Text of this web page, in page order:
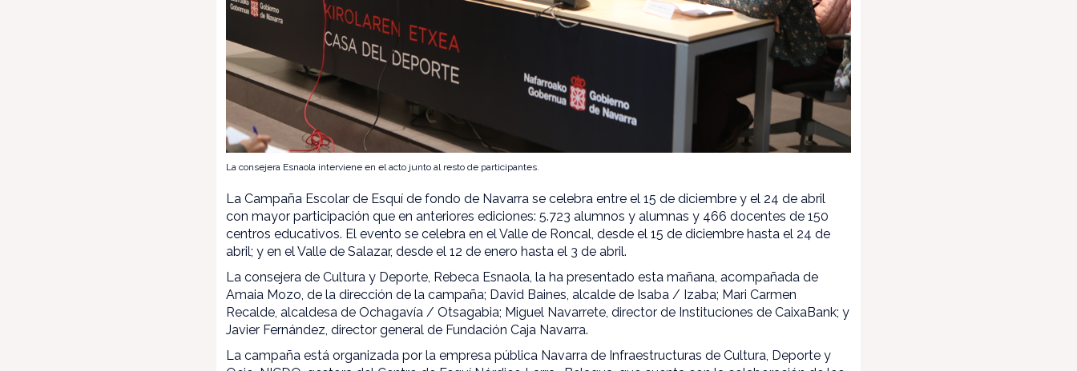
La consejera Esnaola interviene en el acto junto al resto de participantes.
La Campaña Escolar de Esquí de fondo de Navarra se celebra entre el 15 de diciembre y el 24 de abril
con mayor participación que en anteriores ediciones: 5.723 alumnos y alumnas y 466 docentes de 150
centros educativos. El evento se celebra en el Valle de Roncal, desde el 15 de diciembre hasta el 24 de
abril; y en el Valle de Salazar, desde el 12 de enero hasta el 3 de abril.
La consejera de Cultura y Deporte, Rebeca Esnaola, la ha presentado esta mañana, acompañada de
Amaia Mozo, de la dirección de la campaña; David Baines, alcalde de Isaba / Izaba; Mari Carmen
Recalde, alcaldesa de Ochagavía / Otsagabia; Miguel Navarrete, director de Instituciones de CaixaBank; y
Javier Fernández, director general de Fundación Caja Navarra.
La campaña está organizada por la empresa pública Navarra de Infraestructuras de Cultura, Deporte y